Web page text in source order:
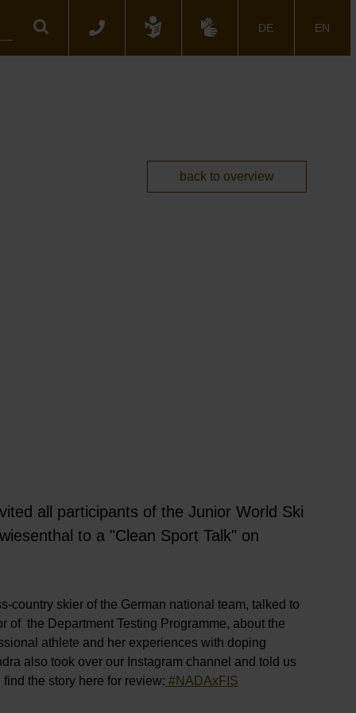
Search DE EN
back to overview
all participants of the Junior World Ski
to a "Clean Sport Talk" on
country skier of the German national team, talked to
of the Department Testing Programme, about the
athlete and her experiences with doping
also took over our Instagram channel and told us
the story here for review: #NADAxFIS